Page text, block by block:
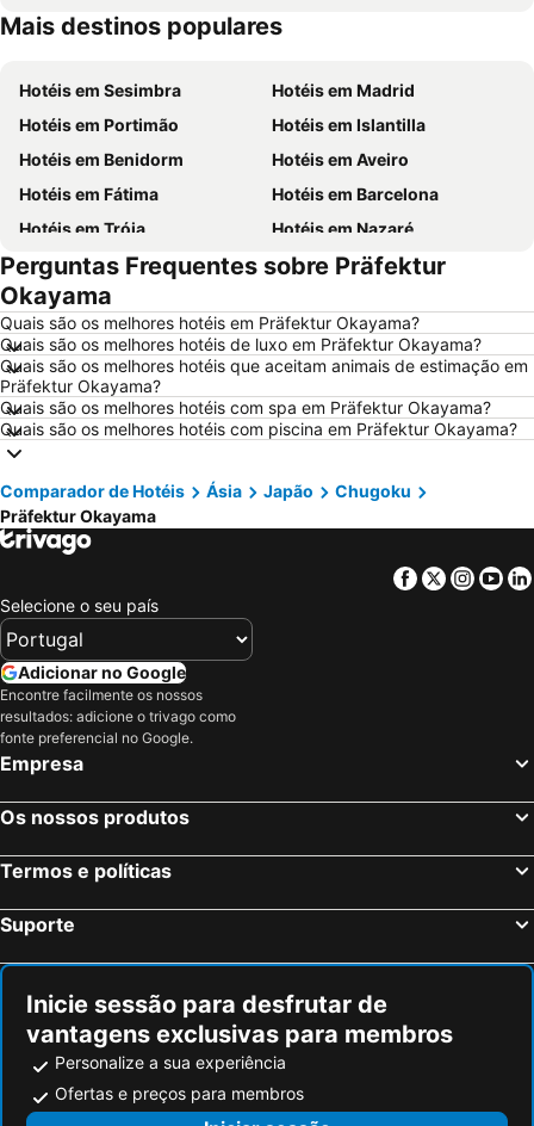
Hotéis em Espanha
Hotéis em Sul de Espanha
Mais destinos populares
Hotéis em Sesimbra
Hotéis em Madrid
Hotéis em Portimão
Hotéis em Islantilla
Hotéis em Benidorm
Hotéis em Aveiro
Hotéis em Fátima
Hotéis em Barcelona
Hotéis em Tróia
Hotéis em Nazaré
Hotéis em Évora
Hotéis em Peniche
Hotéis em Porto Santo
Hotéis em Sangenjo
Hotéis em Vila Nova de Milfontes
Hotéis em Vilamoura
Hotéis em Vigo
Hotéis em Roma
Hotéis em Norte de Portugal
Hotéis em Centro de Portugal
Hotéis em Málaga
Hotéis em Minorca
Hotéis em Ibiza
Hotéis em Ilha do Sal
Hotéis em Costa da Luz
Hotéis em Serra da Estrela
Hotéis em Costa do Sol
Hotéis em Tenerife
Hotéis em São Miguel
Perguntas Frequentes sobre Präfektur
Okayama
Quais são os melhores hotéis em Präfektur Okayama?
Quais são os melhores hotéis de luxo em Präfektur Okayama?
Quais são os melhores hotéis que aceitam animais de estimação em
Präfektur Okayama?
Quais são os melhores hotéis com spa em Präfektur Okayama?
Quais são os melhores hotéis com piscina em Präfektur Okayama?
Comparador de Hotéis Ásia Japão
Chugoku
Präfektur Okayama
Facebook
Twitter
Selecione o seu país
Adicionar no Google
Encontre facilmente os nossos
resultados: adicione o trivago como
fonte preferencial no Google.
Empresa
Os nossos produtos
Termos e políticas
Suporte
Inicie sessão para desfrutar de
vantagens exclusivas para membros
Personalize a sua experiência
Ofertas e preços para membros